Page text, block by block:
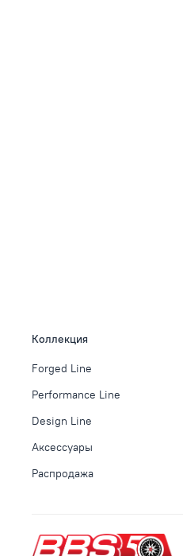
Коллекция
Forged Line
Performance Line
Design Line
Аксессуары
Распродажа